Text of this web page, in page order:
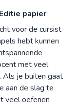
papier
voor de cursist
hebt kunnen
met veel
Als je buiten gaat
aan de slag te
veel oefenen